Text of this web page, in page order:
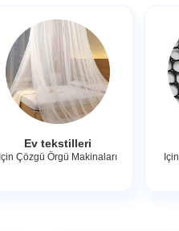
Ev tekstilleri
Için Çözgü Örgü Makinaları